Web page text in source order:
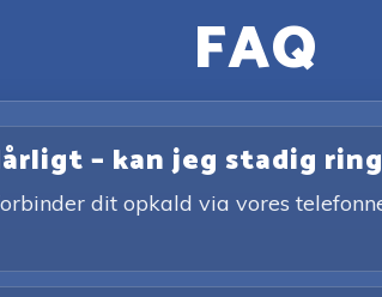
FAQ
– kan jeg stadig
dit opkald via vores